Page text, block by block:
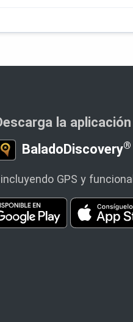
la aplicación
BaladoDiscovery®
GPS y